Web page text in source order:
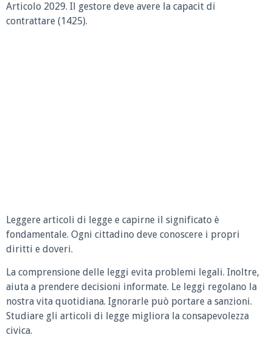
Articolo 2029. Il gestore deve avere la capacit di
contrattare (1425).
Leggere articoli di legge e capirne il significato è
fondamentale. Ogni cittadino deve conoscere i propri
diritti e doveri.
La comprensione delle leggi evita problemi legali. Inoltre,
aiuta a prendere decisioni informate. Le leggi regolano la
nostra vita quotidiana. Ignorarle può portare a sanzioni.
Studiare gli articoli di legge migliora la consapevolezza
civica.